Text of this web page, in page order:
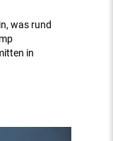
was rund
in